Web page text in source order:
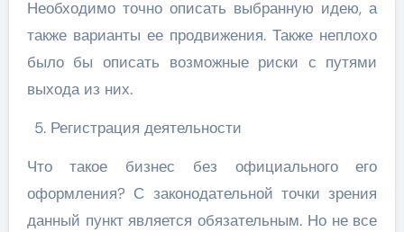
Необходимо точно описать выбранную идею, а
также варианты ее продвижения. Также неплохо
было бы описать возможные риски с путями
выхода из них.
Регистрация деятельности
Что такое бизнес без официального его
оформления? С законодательной точки зрения
данный пункт является обязательным. Но не все